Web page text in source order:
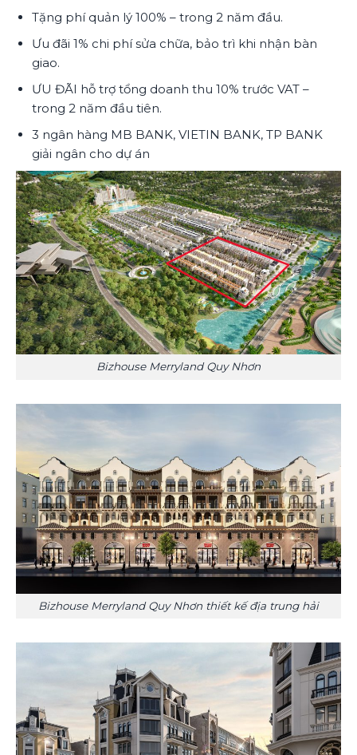
Tặng phí quản lý 100% – trong 2 năm đầu.
Ưu đãi 1% chi phí sửa chữa, bảo trì khi nhận bàn
giao.
ƯU ĐÃI hỗ trợ tổng doanh thu 10% trước VAT –
trong 2 năm đầu tiên.
3 ngân hàng MB BANK, VIETIN BANK, TP BANK
giải ngân cho dự án
Bizhouse Merryland Quy Nhơn
Bizhouse Merryland Quy Nhơn thiết kế địa trung hải